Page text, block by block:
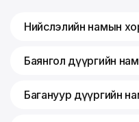
Нийслэлийн намын
Баянгол дүүргийн
Багануур дүүргийн